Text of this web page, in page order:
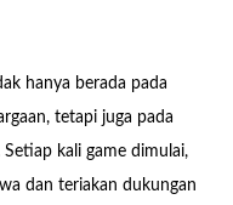
hanya berada pada
tetapi juga pada
kali game dimulai,
dan teriakan dukungan